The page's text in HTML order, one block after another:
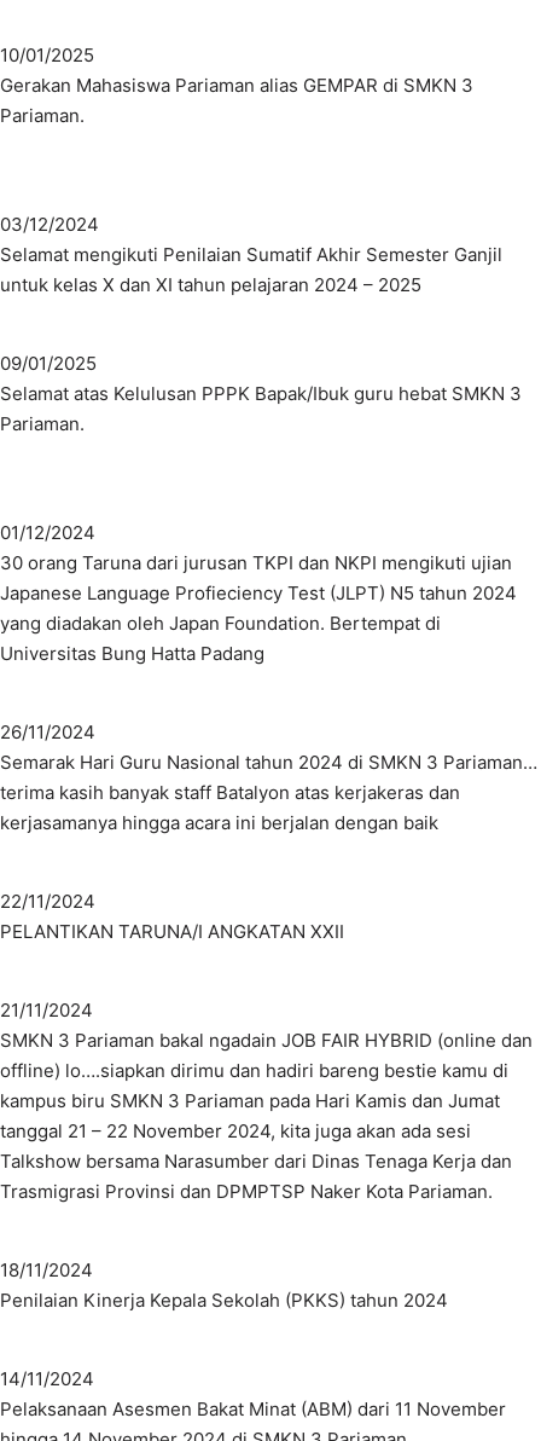
10/01/2025
Gerakan Mahasiswa Pariaman alias GEMPAR di SMKN 3
Pariaman.
03/12/2024
Selamat mengikuti Penilaian Sumatif Akhir Semester Ganjil
untuk kelas X dan XI tahun pelajaran 2024 – 2025
09/01/2025
Selamat atas Kelulusan PPPK Bapak/Ibuk guru hebat SMKN 3
Pariaman.
01/12/2024
30 orang Taruna dari jurusan TKPI dan NKPI mengikuti ujian
Japanese Language Profieciency Test (JLPT) N5 tahun 2024
yang diadakan oleh Japan Foundation. Bertempat di
Universitas Bung Hatta Padang
26/11/2024
Semarak Hari Guru Nasional tahun 2024 di SMKN 3 Pariaman…
terima kasih banyak staff Batalyon atas kerjakeras dan
kerjasamanya hingga acara ini berjalan dengan baik
22/11/2024
PELANTIKAN TARUNA/I ANGKATAN XXII
21/11/2024
SMKN 3 Pariaman bakal ngadain JOB FAIR HYBRID (online dan
offline) lo….siapkan dirimu dan hadiri bareng bestie kamu di
kampus biru SMKN 3 Pariaman pada Hari Kamis dan Jumat
tanggal 21 – 22 November 2024, kita juga akan ada sesi
Talkshow bersama Narasumber dari Dinas Tenaga Kerja dan
Trasmigrasi Provinsi dan DPMPTSP Naker Kota Pariaman.
18/11/2024
Penilaian Kinerja Kepala Sekolah (PKKS) tahun 2024
14/11/2024
Pelaksanaan Asesmen Bakat Minat (ABM) dari 11 November